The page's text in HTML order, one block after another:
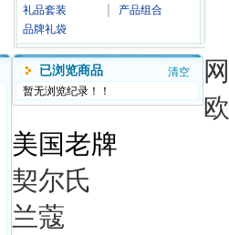
礼品套装
产品组合
品牌礼袋
已浏览商品
清空
暂无浏览纪录！！
美国老牌
契尔氏
兰蔻